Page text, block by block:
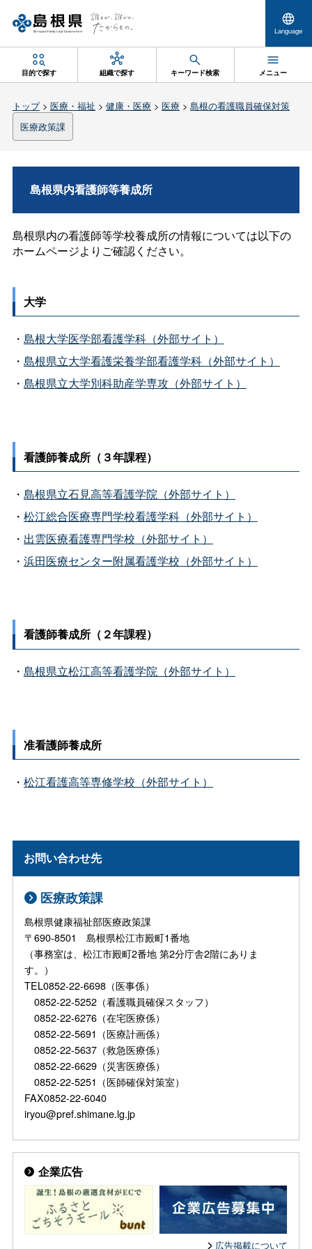
Language
目的で探す 組織で探す キーワード検索 メニュー
トップ> 医療・福祉 > 健康・医療 > 医療 > 島根の看護職員確保対策
医療政策課
島根県内看護師等養成所
島根県内の看護師等学校養成所の情報については以下の
ホームページよりご確認ください。
大学
・ 島根大学医学部看護学科（外部サイト）
・ 島根県立大学看護栄養学部看護学科（外部サイト）
・ 島根県立大学別科助産学専攻（外部サイト）
看護師養成所（３年課程）
・ 島根県立石見高等看護学院（外部サイト）
・ 松江総合医療専門学校看護学科（外部サイト）
・ 出雲医療看護専門学校（外部サイト）
・ 浜田医療センター附属看護学校（外部サイト）
看護師養成所（２年課程）
・ 島根県立松江高等看護学院（外部サイト）
准看護師養成所
・ 松江看護高等専修学校（外部サイト）
お問い合わせ先
医療政策課
島根県健康福祉部医療政策課
〒690-8501 島根県松江市殿町1番地
（事務室は、松江市殿町2番地 第2分庁舎2階にありま
す。）
TEL0852-22-6698（医事係）
0852-22-5252（看護職員確保スタッフ）
0852-22-6276（在宅医療係）
0852-22-5691（医療計画係）
0852-22-5637（救急医療係）
0852-22-6629（災害医療係）
0852-22-5251（医師確保対策室）
FAX0852-22-6040
iryou@pref.shimane.lg.jp
企業広告
広告掲載について